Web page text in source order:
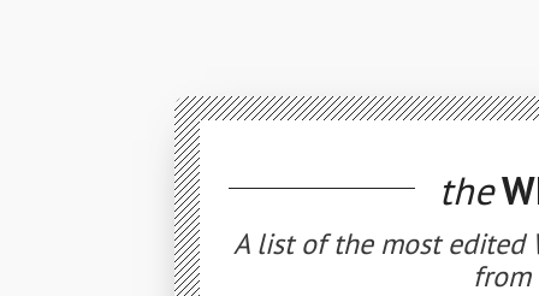
the
A list of the most edited
from